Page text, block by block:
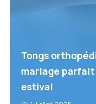
Tongs
mariage
estival